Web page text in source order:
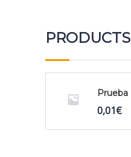
PRODUCTS
Prueba
El
0,01€El